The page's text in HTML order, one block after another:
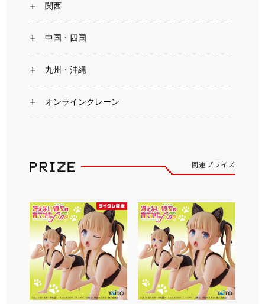
関西
中国・四国
九州・沖縄
オンラインクレーン
関連プライズ